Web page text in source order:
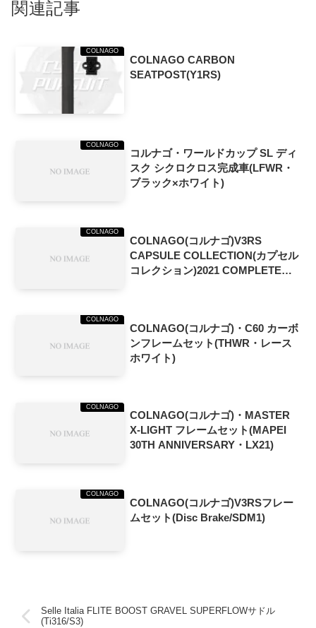
関連記事
COLNAGO
COLNAGO CARBON
SEATPOST(Y1RS)
COLNAGO
コルナゴ・ワールドカップ SL ディ
スク シクロクロス完成車(LFWR・
ブラック×ホワイト)
COLNAGO
COLNAGO(コルナゴ)V3RS
CAPSULE COLLECTION(カプセル
コレクション)2021 COMPLETE
COLNAGO
COLNAGO(コルナゴ)・C60 カーボ
ンフレームセット(THWR・レース
ホワイト)
COLNAGO
COLNAGO(コルナゴ)・MASTER
X-LIGHT フレームセット(MAPEI
30TH ANNIVERSARY・LX21)
COLNAGO
COLNAGO(コルナゴ)V3RSフレー
ムセット(Disc Brake/SDM1)
Selle Italia FLITE BOOST GRAVEL SUPERFLOWサドル
(Ti316/S3)